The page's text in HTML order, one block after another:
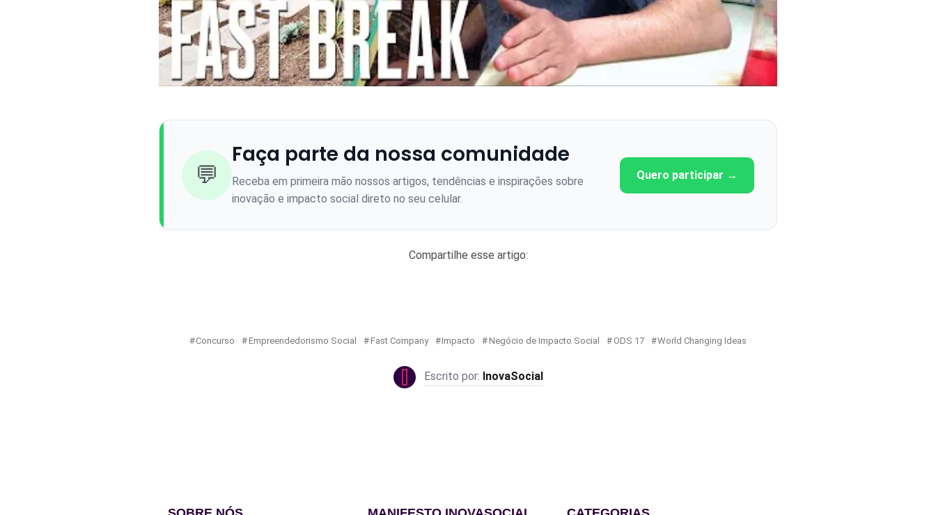
💬
Faça parte da nossa comunidade
Receba em primeira mão nossos artigos, tendências e inspirações sobre
inovação e impacto social direto no seu celular.
Quero participar →
Compartilhe esse artigo:
Concurso Empreendedorismo Social Fast Company Impacto Negócio de Impacto Social ODS 17 World Changing Ideas
InovaSocial